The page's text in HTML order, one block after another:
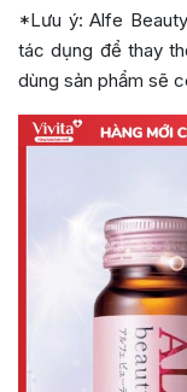
*Lưu ý: Alfe
tác dụng để thay
dùng sản phẩm sẽ